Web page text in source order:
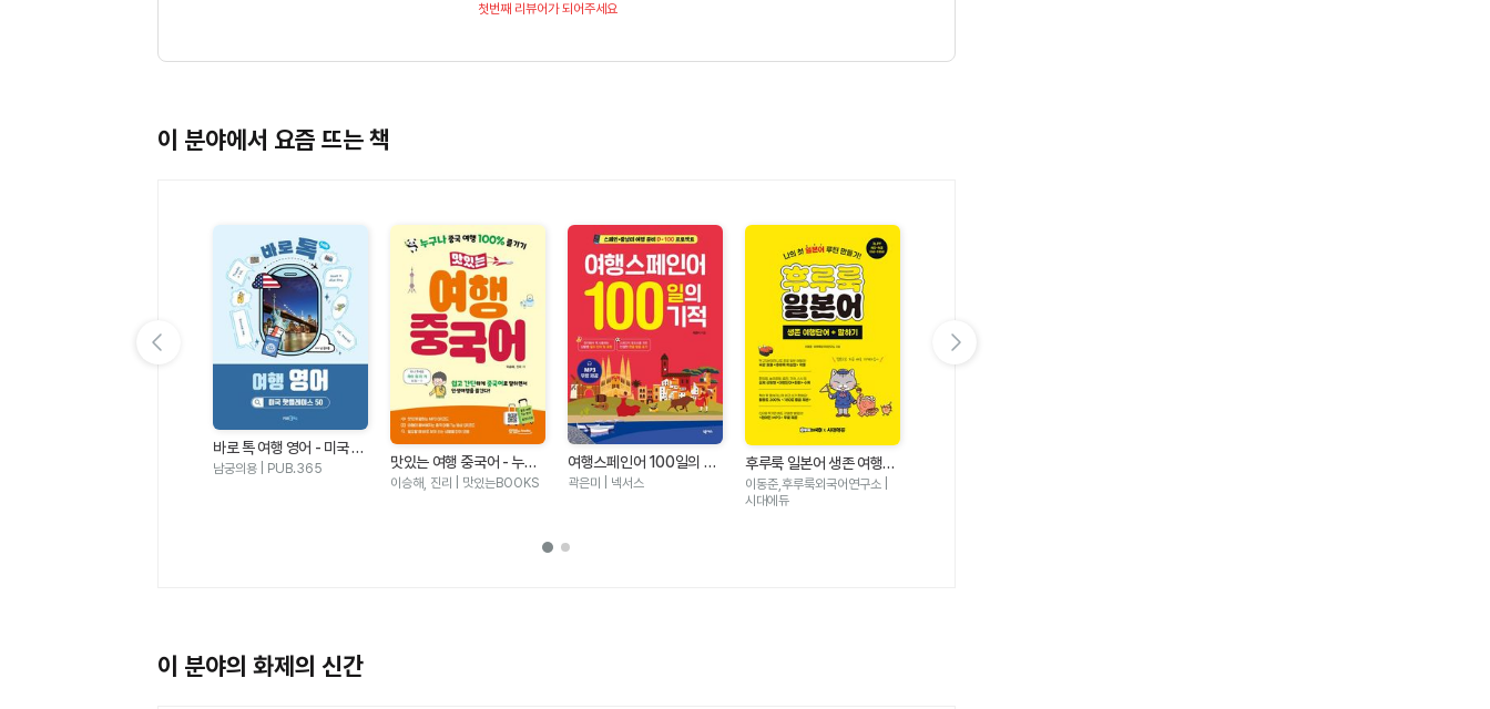
첫번째 리뷰어가 되어주세요
이 분야에서 요즘 뜨는 책
바로 톡 여행 영어 - 미국 핫
플레이스 50
남궁의용 | PUB.365
맛있는 여행 중국어 - 누구
나 중국 여행 100% 즐기기
이승해, 진리 | 맛있는BOOKS
여행스페인어 100일의 기
적
곽은미 | 넥서스
후루룩 일본어 생존 여행단
어 + 말하기
이동준,후루룩외국어연구소 |
시대에듀
이 분야의 화제의 신간